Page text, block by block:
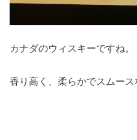
カナダのウィスキーですね。
香り高く、柔らかでスムース